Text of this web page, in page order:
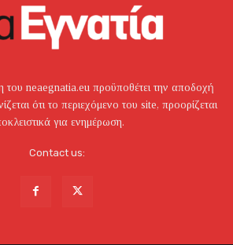
του neaegnatia.eu προϋποθέτει την αποδοχή
ότι το περιεχόμενο του site, προορίζεται
για ενημέρωση.
Contact us: